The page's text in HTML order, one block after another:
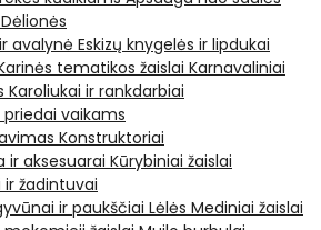
Dėlionės
avalynė Eskizų knygelės ir lipdukai
tematikos žaislai Karnavaliniai
Karoliukai ir rankdarbiai
priedai vaikams
Konstruktoriai
ir aksesuarai Kūrybiniai žaislai
ir žadintuvai
ir paukščiai Lėlės Mediniai žaislai